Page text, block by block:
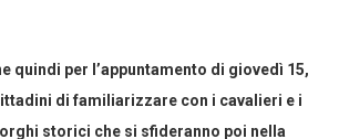
quindi per l’appuntamento di giovedì 15,
di familiarizzare con i cavalieri e i
storici che si sfideranno poi nella